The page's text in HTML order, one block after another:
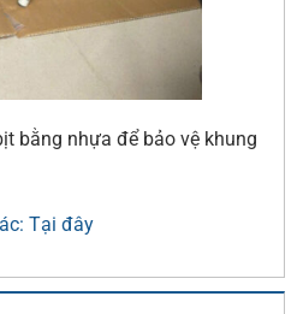
bằng nhựa để bảo vệ khung
Tại đây